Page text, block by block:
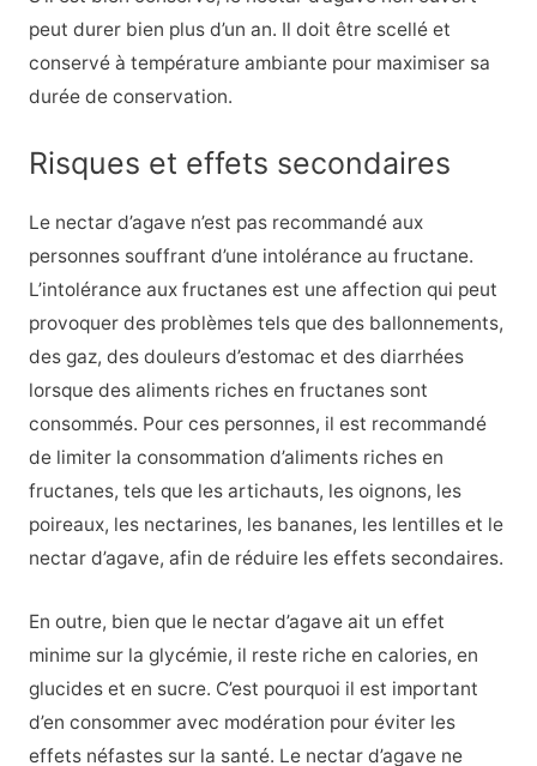
peut durer bien plus d’un an. Il doit être scellé et
conservé à température ambiante pour maximiser sa
durée de conservation.
Risques et effets secondaires
Le nectar d’agave n’est pas recommandé aux
personnes souffrant d’une intolérance au fructane.
L’intolérance aux fructanes est une affection qui peut
provoquer des problèmes tels que des ballonnements,
des gaz, des douleurs d’estomac et des diarrhées
lorsque des aliments riches en fructanes sont
consommés. Pour ces personnes, il est recommandé
de limiter la consommation d’aliments riches en
fructanes, tels que les artichauts, les oignons, les
poireaux, les nectarines, les bananes, les lentilles et le
nectar d’agave, afin de réduire les effets secondaires.
En outre, bien que le nectar d’agave ait un effet
minime sur la glycémie, il reste riche en calories, en
glucides et en sucre. C’est pourquoi il est important
d’en consommer avec modération pour éviter les
effets néfastes sur la santé. Le nectar d’agave ne